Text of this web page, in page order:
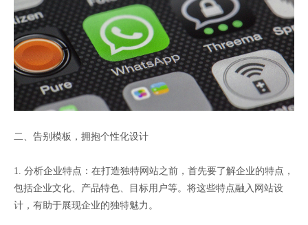
二、告别模板，拥抱个性化设计
1. 分析企业特点：在打造独特网站之前，首先要了解企业的特点，
包括企业文化、产品特色、目标用户等。将这些特点融入网站设
计，有助于展现企业的独特魅力。